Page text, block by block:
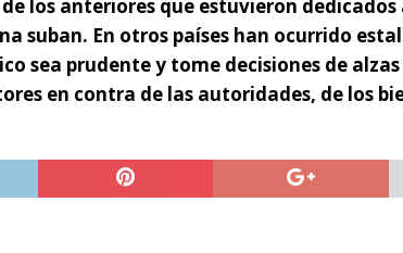
los anteriores que estuvieron dedicados
suban. En otros países han ocurrido
sea prudente y tome decisiones de
en contra de las autoridades, de los